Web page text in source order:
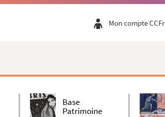
Mon compte CCFr
Base
Patrimoine